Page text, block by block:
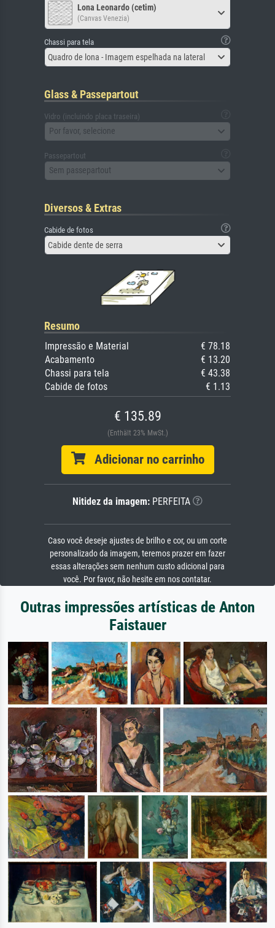
Lona Leonardo (cetim)
(Canvas Venezia)
Chassi para tela
Quadro de lona - Imagem espelhada na lateral
Glass & Passepartout
Vidro (incluindo placa traseira)
Por favor, selecione
Passepartout
Sem passepartout
Diversos & Extras
Cabide de fotos
Cabide dente de serra
Resumo
Impressão e Material
€ 78.18
Acabamento
€ 13.20
Chassi para tela
€ 43.38
Cabide de fotos
€ 1.13
€ 135.89
(Enthält 23% MwSt.)
Adicionar no carrinho
Nitidez da imagem: PERFEITA
Caso você deseje ajustes de brilho e cor, ou um corte
personalizado da imagem, teremos prazer em fazer
essas alterações sem nenhum custo adicional para
você. Por favor, não hesite em nos contatar.
Outras impressões artísticas de Anton
Faistauer